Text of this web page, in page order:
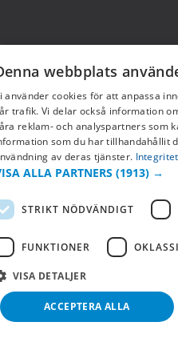
webbplats
använder cookies för att anpassa
trafik. Vi delar också information
reklam- och analyspartners som
som du har tillhandahållit
av deras tjänster.
ALLA PARTNERS (1913) →
STRIKT NÖDVÄNDIGT
FUNKTIONER
VISA DETALJER
ACCEPTERA ALLA